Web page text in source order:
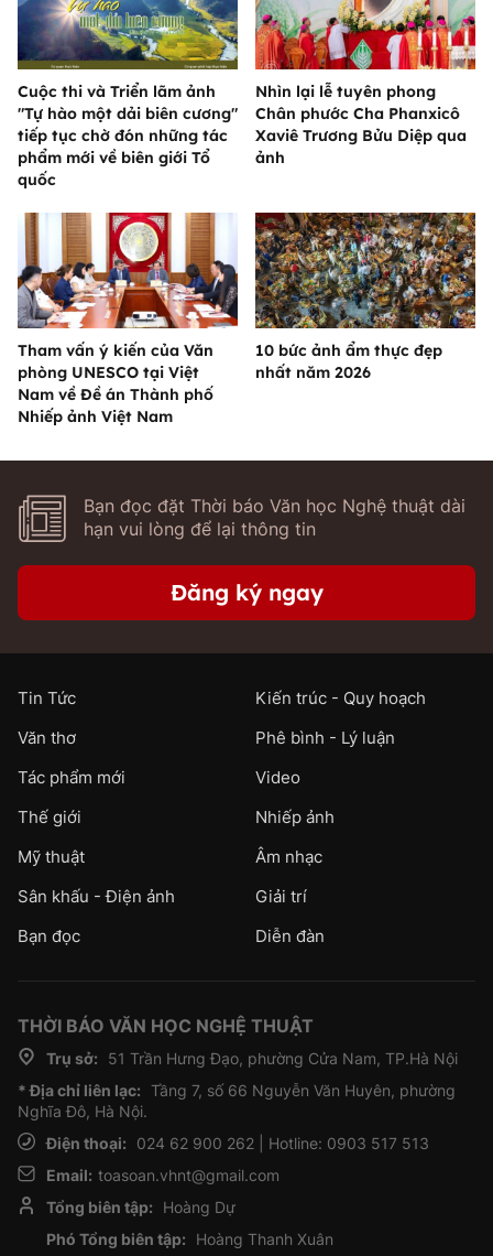
Cuộc thi và Triển lãm ảnh
"Tự hào một dải biên cương"
tiếp tục chờ đón những tác
phẩm mới về biên giới Tổ
quốc
Nhìn lại lễ tuyên phong
Chân phước Cha Phanxicô
Xaviê Trương Bửu Diệp qua
ảnh
Tham vấn ý kiến của Văn
phòng UNESCO tại Việt
Nam về Đề án Thành phố
Nhiếp ảnh Việt Nam
10 bức ảnh ẩm thực đẹp
nhất năm 2026
Bạn đọc đặt Thời báo Văn học Nghệ thuật dài
hạn vui lòng để lại thông tin
Đăng ký ngay
Tin Tức
Kiến trúc - Quy hoạch
Văn thơ
Phê bình - Lý luận
Tác phẩm mới
Video
Thế giới
Nhiếp ảnh
Mỹ thuật
Âm nhạc
Sân khấu - Điện ảnh
Giải trí
Bạn đọc
Diễn đàn
THỜI BÁO VĂN HỌC NGHỆ THUẬT
Trụ sở:
51 Trần Hưng Đạo, phường Cửa Nam, TP.Hà Nội
* Địa chỉ liên lạc: Tầng 7, số 66 Nguyễn Văn Huyên, phường
Nghĩa Đô, Hà Nội.
Điện thoại:
024 62 900 262 | Hotline: 0903 517 513
Email: toasoan.vhnt@gmail.com
Tổng biên tập:
Hoàng Dự
Phó Tổng biên tập:
Hoàng Thanh Xuân